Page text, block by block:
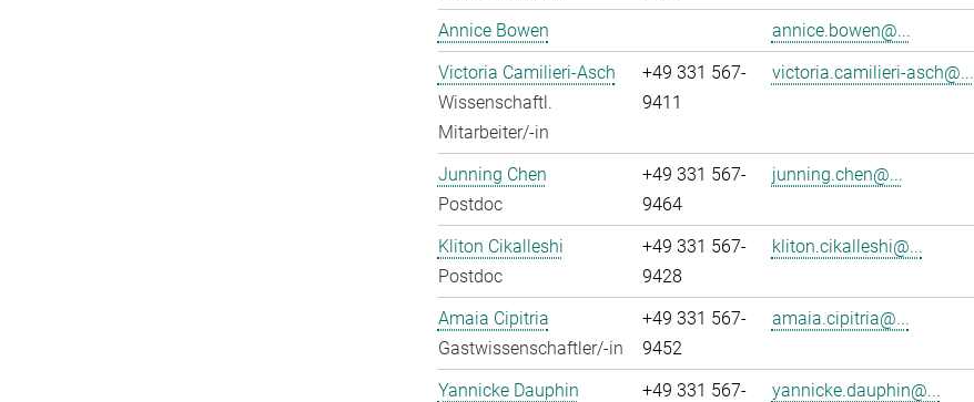
Annice Bowen
annice.bowen@...
Victoria Camilieri-Asch
Wissenschaftl.
Mitarbeiter/-in
+49 331 567-
9411
victoria.camilieri-asch@...
Junning Chen
Postdoc
+49 331 567-
9464
junning.chen@...
Kliton Cikalleshi
Postdoc
+49 331 567-
9428
kliton.cikalleshi@...
Amaia Cipitria
Gastwissenschaftler/-in
+49 331 567-
9452
amaia.cipitria@...
Yannicke Dauphin
+49 331 567-
yannicke.dauphin@...